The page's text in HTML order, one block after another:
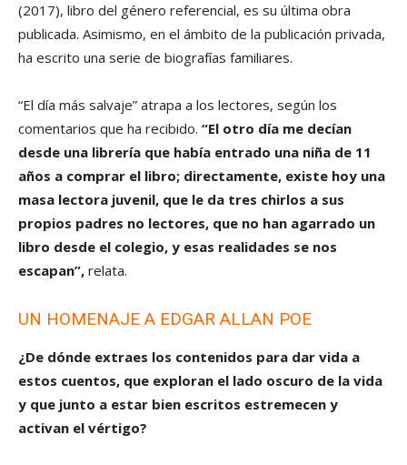
(2017), libro del género referencial, es su última obra
publicada. Asimismo, en el ámbito de la publicación privada,
ha escrito una serie de biografías familiares.
“El día más salvaje” atrapa a los lectores, según los
comentarios que ha recibido. “El otro día me decían
desde una librería que había entrado una niña de 11
años a comprar el libro; directamente, existe hoy una
masa lectora juvenil, que le da tres chirlos a sus
propios padres no lectores, que no han agarrado un
libro desde el colegio, y esas realidades se nos
escapan”, relata.
UN HOMENAJE A EDGAR ALLAN POE
¿De dónde extraes los contenidos para dar vida a
estos cuentos, que exploran el lado oscuro de la vida
y que junto a estar bien escritos estremecen y
activan el vértigo?